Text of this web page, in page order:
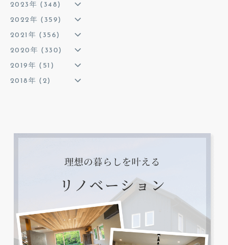
2023年 (348)
2022年 (359)
2021年 (356)
2020年 (330)
2019年 (51)
2018年 (2)